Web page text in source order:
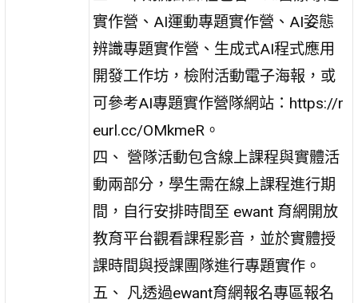
實作營、AI運動專題實作營、AI姿態
辨識專題實作營、生成式AI程式應用
開發工作坊，檢附活動電子海報，或
可參考AI專題實作營隊網站：https://r
eurl.cc/OMkmeR。
四、 營隊活動包含線上課程與實體活
動兩部分，學生需在線上課程進行期
間，自行安排時間至 ewant 育網開放
教育平台觀看課程影音，並於實體授
課時間與授課團隊進行專題實作。
五、 凡透過ewant育網報名專區報名